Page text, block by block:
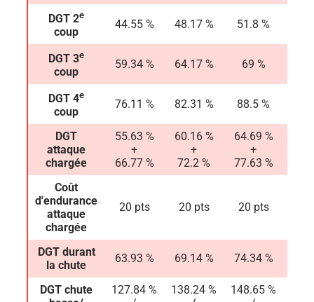
DGT 2e
coup
44.55 % 48.17 % 51.8 %
DGT 3e
coup
59.34 % 64.17 % 69 %
DGT 4e
coup
76.11 % 82.31 % 88.5 %
DGT
attaque
chargée
55.63 %
+
66.77 %
60.16 %
+
72.2 %
64.69 %
+
77.63 %
Coût
d'endurance
attaque
chargée
20 pts 20 pts 20 pts
DGT durant
la chute
63.93 % 69.14 % 74.34 %
DGT chute
127.84 %
138.24 %
148.65 %